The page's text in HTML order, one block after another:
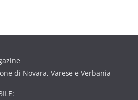
di Novara, Varese e Verbania